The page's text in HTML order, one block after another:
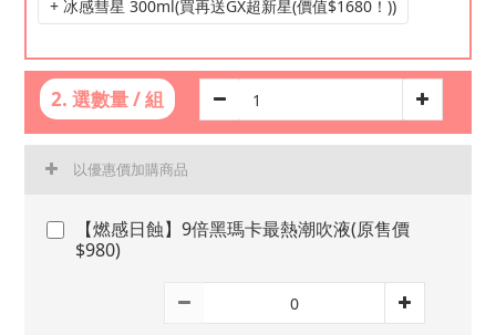
+ 冰感彗星 300ml(買再送GX超新星(價值$1680！))
2. 選數量 / 組
以優惠價加購商品
【燃感日蝕】9倍黑瑪卡最熱潮吹液(原售價
$980)